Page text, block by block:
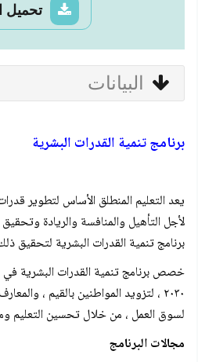
تحميل
البيانات
برنامج تنمية القدرات البشرية
يعد التعليم المنطلق الأساس لتطوير
لأجل التأهيل والمنافسة والريادة وتحقيق
برنامج تنمية القدرات البشرية لتحقيق
خصص برنامج تنمية القدرات البشرية في
۲۰۳۰ ، لتزويد المواطنين بالقيم ،
لسوق العمل ، من خلال تحسين التعليم
مجالات البرنامج